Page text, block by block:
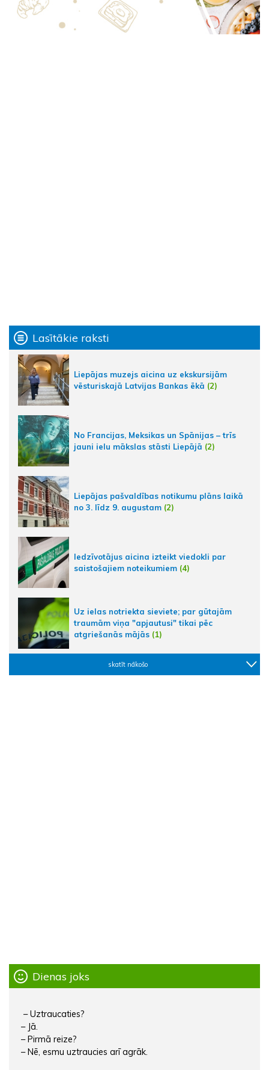
Lasītākie raksti
Liepājas muzejs aicina uz ekskursijām
vēsturiskajā Latvijas Bankas ēkā (2)
No Francijas, Meksikas un Spānijas – trīs
jauni ielu mākslas stāsti Liepājā (2)
Liepājas pašvaldības notikumu plāns laikā
no 3. līdz 9. augustam (2)
Iedzīvotājus aicina izteikt viedokli par
saistošajiem noteikumiem (4)
Uz ielas notriekta sieviete; par gūtajām
traumām viņa "apjautusi" tikai pēc
atgriešanās mājās (1)
skatīt nākošo
Dienas joks
– Uztraucaties?
– Jā.
– Pirmā reize?
– Nē, esmu uztraucies arī agrāk.